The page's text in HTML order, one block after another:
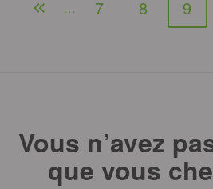
… 7 8 9
Vous n’avez
que vous